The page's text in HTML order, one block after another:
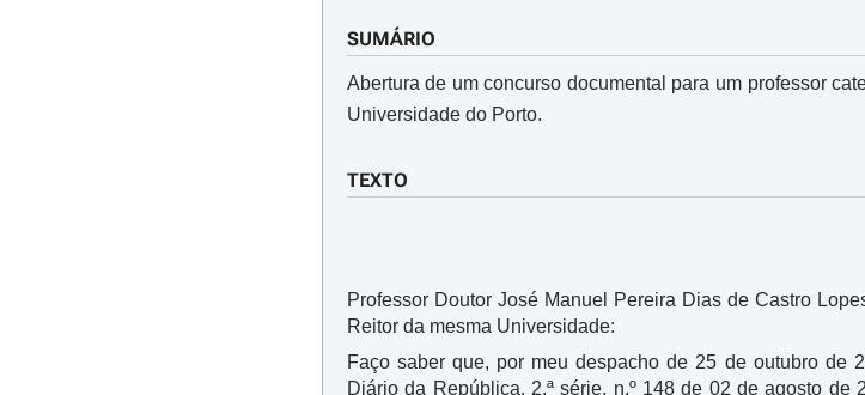
SUMÁRIO
Abertura de um concurso documental para um professor
Universidade do Porto.
TEXTO
Professor Doutor José Manuel Pereira Dias de Castro
Reitor da mesma Universidade:
Faço saber que, por meu despacho de 25 de outubro de
Diário da República, 2.ª série, n.º 148 de 02 de agosto